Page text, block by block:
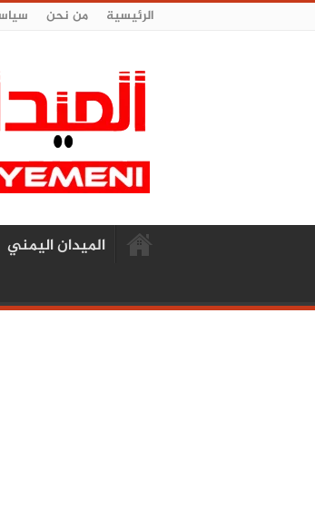
الرئيسية من نحن
الميدان اليمني